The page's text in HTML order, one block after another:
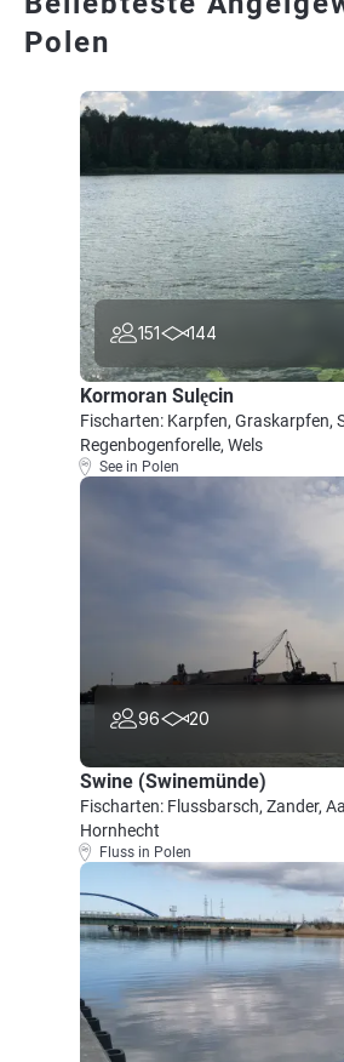
Polen
151 144
Kormoran Sulęcin
Fischarten: Karpfen, Graskarpfen,
Regenbogenforelle, Wels
See in Polen
96 20
Swine (Swinemünde)
Fischarten: Flussbarsch, Zander,
Hornhecht
Fluss in Polen